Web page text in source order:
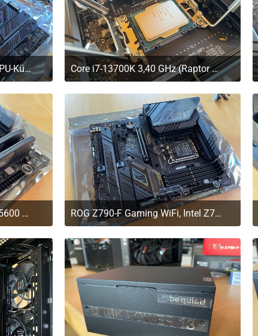
be quiet! Dark Rock Pro 4, CPU-Kühler Core i7-13700K 3,40 GHz (Raptor Lake) Sockel 1700 - boxed
29. März 2023 um 11:20
Corsair DIMM 32 GB DDR5-5600 Kit, Arbeitsspeicher ROG Z790-F Gaming WiFi, Intel Z790 Mainboard - Sockel 1700, DDR5
29. März 2023 um 11:20